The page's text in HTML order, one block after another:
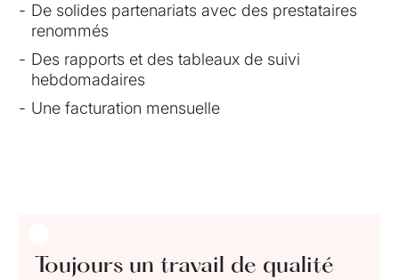
De solides partenariats avec des prestataires
renommés
Des rapports et des tableaux de suivi
hebdomadaires
Une facturation mensuelle
Toujours un travail de qualité